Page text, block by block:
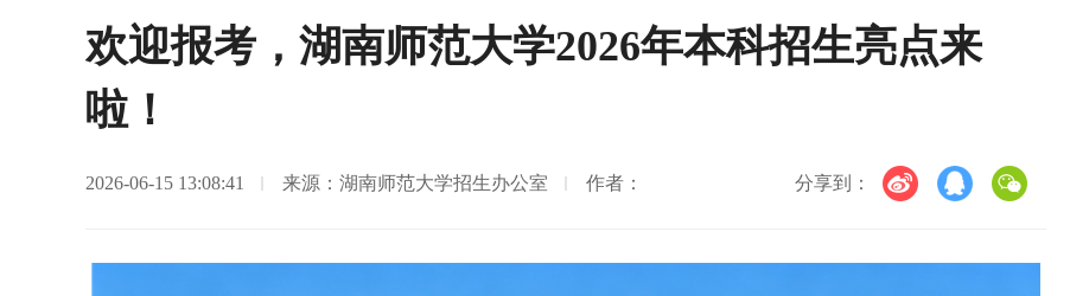
欢迎报考，湖南师范大学2026年本科招生亮点来
啦！
2026-06-15 13:08:41 来源：湖南师范大学招生办公室 作者： 分享到：